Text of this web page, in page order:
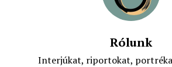
Rólunk
Interjúkat, riportokat,